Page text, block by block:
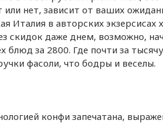
нет, зависит от ваших
Италия в авторских экзерсисах
скидок даже днем, возможно,
за 2800. Где почти за
фасоли, что бодры и веселы.
конфи запечатана,